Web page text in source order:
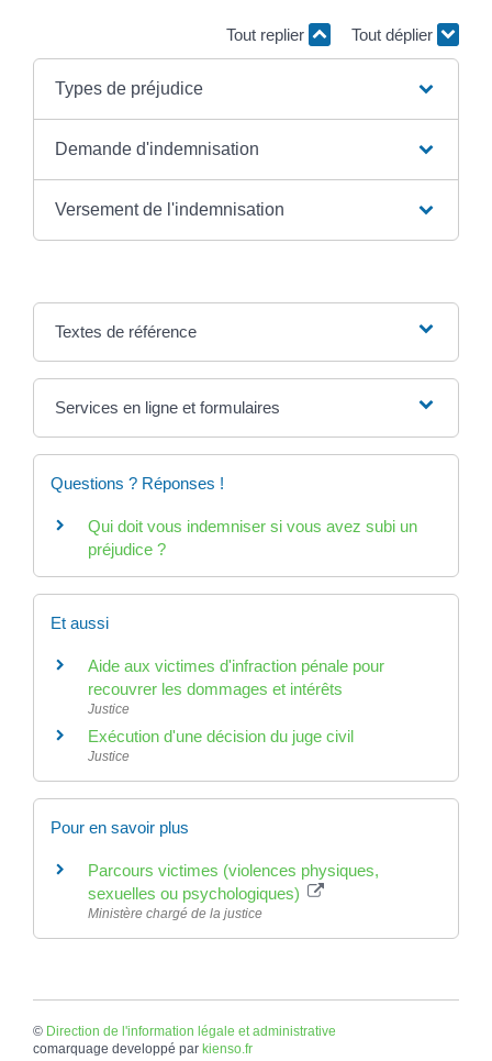
Tout replier Tout déplier
Types de préjudice
Demande d'indemnisation
Versement de l'indemnisation
Textes de référence
Services en ligne et formulaires
Questions ? Réponses !
Qui doit vous indemniser si vous avez subi un
préjudice ?
Et aussi
Aide aux victimes d'infraction pénale pour
recouvrer les dommages et intérêts
Justice
Exécution d'une décision du juge civil
Justice
Pour en savoir plus
Parcours victimes (violences physiques,
sexuelles ou psychologiques)
Ministère chargé de la justice
© Direction de l'information légale et administrative
comarquage developpé par kienso.fr